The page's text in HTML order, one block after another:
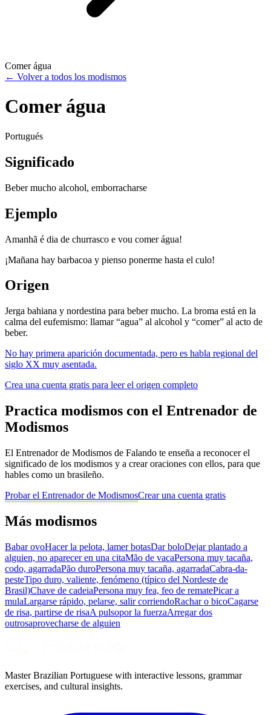
Comer água
← Volver a todos los modismos
Comer água
Portugués
Significado
Beber mucho alcohol, emborracharse
Ejemplo
Amanhã é dia de churrasco e vou comer água!
¡Mañana hay barbacoa y pienso ponerme hasta el culo!
Origen
Jerga bahiana y nordestina para beber mucho. La broma está en la
calma del eufemismo: llamar “agua” al alcohol y “comer” al acto de
beber.
No hay primera aparición documentada, pero es habla regional del
siglo XX muy asentada.
Crea una cuenta gratis para leer el origen completo
Practica modismos con el Entrenador de
Modismos
El Entrenador de Modismos de Falando te enseña a reconocer el
significado de los modismos y a crear oraciones con ellos, para que
hables como un brasileño.
Probar el Entrenador de ModismosCrear una cuenta gratis
Más modismos
Babar ovoHacer la pelota, lamer botasDar boloDejar plantado a
alguien, no aparecer en una citaMão de vacaPersona muy tacaña,
codo, agarradaPão duroPersona muy tacaña, agarradaCabra-da-
pesteTipo duro, valiente, fenómeno (típico del Nordeste de
Brasil)Chave de cadeiaPersona muy fea, feo de rematePicar a
mulaLargarse rápido, pelarse, salir corriendoRachar o bicoCagarse
de risa, partirse de risaA pulsopor la fuerzaArregar dos
outrosaprovecharse de alguien
Master Brazilian Portuguese with interactive lessons, grammar
exercises, and cultural insights.